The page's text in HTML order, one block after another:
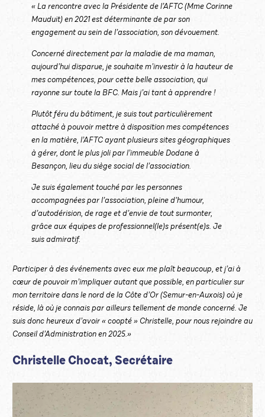
« La rencontre avec la Présidente de l’AFTC (Mme Corinne
Mauduit) en 2021 est déterminante de par son
engagement au sein de l’association, son dévouement.
Concerné directement par la maladie de ma maman,
aujourd’hui disparue, je souhaite m’investir à la hauteur de
mes compétences, pour cette belle association, qui
rayonne sur toute la BFC. Mais j’ai tant à apprendre !
Plutôt féru du bâtiment, je suis tout particulièrement
attaché à pouvoir mettre à disposition mes compétences
en la matière, l’AFTC ayant plusieurs sites géographiques
à gérer, dont le plus joli par l’immeuble Dodane à
Besançon, lieu du siège social de l’association.
Je suis également touché par les personnes
accompagnées par l’association, pleine d’humour,
d’autodérision, de rage et d’envie de tout surmonter,
grâce aux équipes de professionnel(le)s présent(e)s. Je
suis admiratif.
Participer à des événements avec eux me plaît beaucoup, et j’ai à
cœur de pouvoir m’impliquer autant que possible, en particulier sur
mon territoire dans le nord de la Côte d’Or (Semur-en-Auxois) où je
réside, là où je connais par ailleurs tellement de monde concerné. Je
suis donc heureux d’avoir « coopté » Christelle, pour nous rejoindre au
Conseil d’Administration en 2025.»
Christelle Chocat, Secrétaire